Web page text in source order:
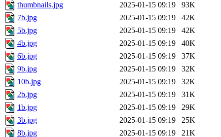
thumbnails.jpg
2025-01-15 09:19
93K
7b.jpg
2025-01-15 09:19
42K
5b.jpg
2025-01-15 09:19
42K
4b.jpg
2025-01-15 09:19
40K
6b.jpg
2025-01-15 09:19
37K
9b.jpg
2025-01-15 09:19
32K
10b.jpg
2025-01-15 09:19
32K
2b.jpg
2025-01-15 09:19
31K
1b.jpg
2025-01-15 09:19
29K
3b.jpg
2025-01-15 09:19
25K
8b.jpg
2025-01-15 09:19
21K